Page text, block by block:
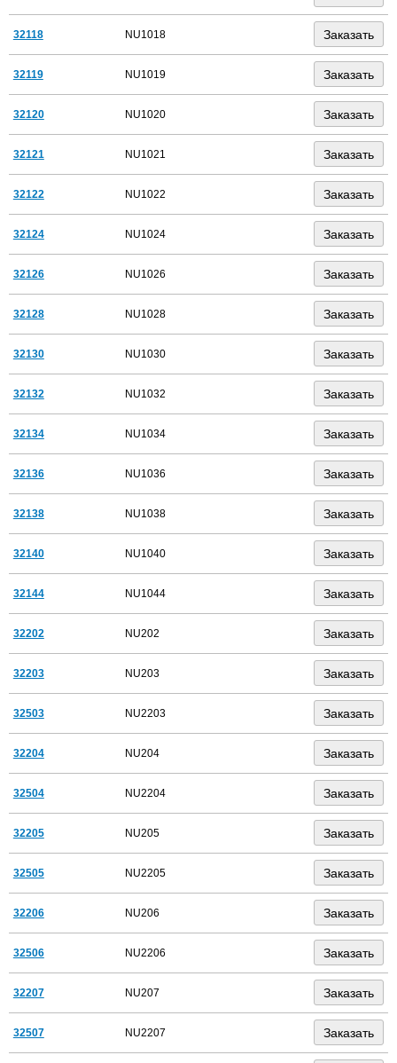
32118 NU1018
32119 NU1019
32120 NU1020
32121 NU1021
32122 NU1022
32124 NU1024
32126 NU1026
32128 NU1028
32130 NU1030
32132 NU1032
32134 NU1034
32136 NU1036
32138 NU1038
32140 NU1040
32144 NU1044
32202 NU202
32203 NU203
32503 NU2203
32204 NU204
32504 NU2204
32205 NU205
32505 NU2205
32206 NU206
32506 NU2206
32207 NU207
32507 NU2207